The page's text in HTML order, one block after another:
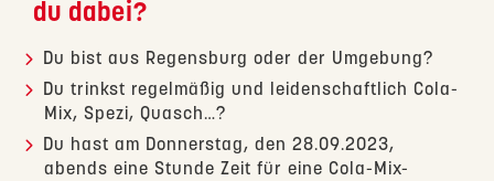
du dabei?
Du bist aus Regensburg oder der Umgebung?
Du trinkst regelmäßig und leidenschaftlich Cola-
Mix, Spezi, Quasch…?
Du hast am Donnerstag, den 28.09.2023,
abends eine Stunde Zeit für eine Cola-Mix-